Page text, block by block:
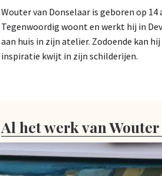
Wouter van Donselaar is geboren op 14
Tegenwoordig woont en werkt hij in
aan huis in zijn atelier. Zodoende kan
inspiratie kwijt in zijn schilderijen.
Al het werk van